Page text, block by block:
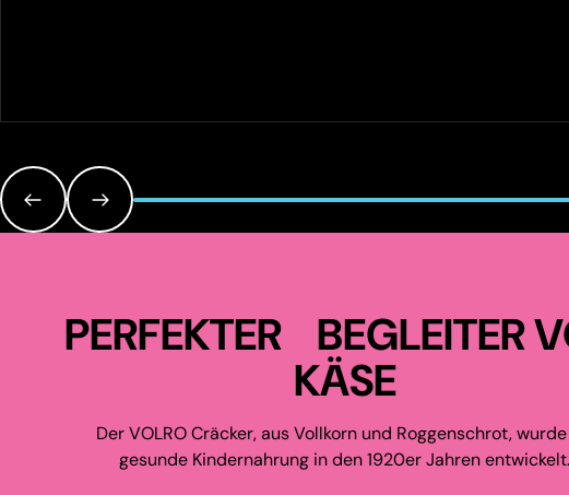
PERFEKTER BEGLEITER
KÄSE
Der VOLRO Cräcker, aus Vollkorn und Roggenschrot,
gesunde Kindernahrung in den 1920er Jahren entwickelt.